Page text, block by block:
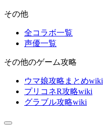
その他
全コラボ一覧
声優一覧
その他のゲーム攻略
ウマ娘攻略まとめwiki
プリコネR攻略wiki
グラブル攻略wiki